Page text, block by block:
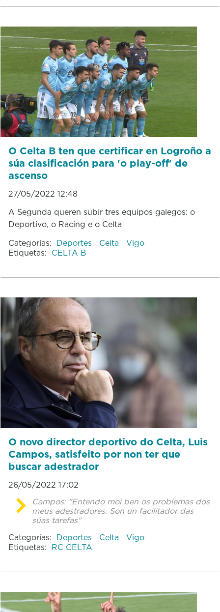
O Celta B ten que certificar en Logroño a
súa clasificación para 'o play-off' de
ascenso
27/05/2022 12:48
A Segunda queren subir tres equipos galegos: o
Deportivo, o Racing e o Celta
Categorías: Deportes Celta
Vigo
Etiquetas: CELTA B
O novo director deportivo do Celta, Luis
Campos, satisfeito por non ter que
buscar adestrador
26/05/2022 17:02
Campos: "Entendo moi ben os problemas dos
meus adestradores. Son un facilitador das
súas tarefas"
Categorías: Deportes Celta
Vigo
Etiquetas: RC CELTA